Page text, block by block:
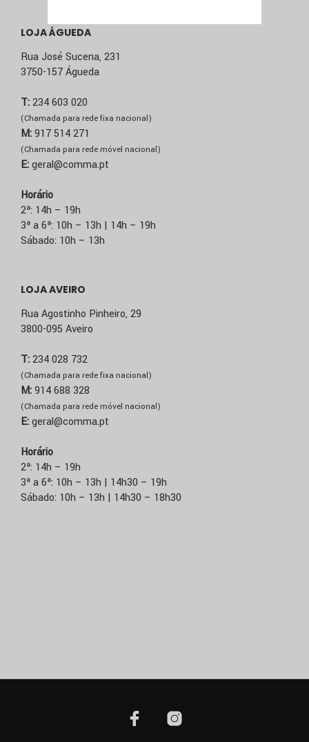
LOJA ÁGUEDA
Rua José Sucena, 231
3750-157 Águeda
T:234 603 020
(Chamada para rede fixa nacional)
M:917 514 271
(Chamada para rede móvel nacional)
E:geral@comma.pt
Horário
2ª: 14h – 19h
3ª a 6ª: 10h – 13h | 14h – 19h
Sábado: 10h – 13h
LOJA AVEIRO
Rua Agostinho Pinheiro, 29
3800-095 Aveiro
T:234 028 732
(Chamada para rede fixa nacional)
M:914 688 328
(Chamada para rede móvel nacional)
E:geral@comma.pt
Horário
2ª: 14h – 19h
3ª a 6ª: 10h – 13h | 14h30 – 19h
Sábado: 10h – 13h | 14h30 – 18h30